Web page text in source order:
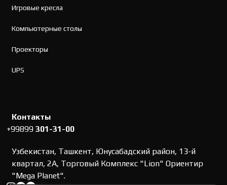
Игровые кресла
Компьютерные столы
Проекторы
UPS
Контакты
+99899301-31-00
Узбекистан, Ташкент, Юнусабадский район, 13-й
квартал, 2А, Торговый Комплекс "Lion" Ориентир
"Mega Planet".